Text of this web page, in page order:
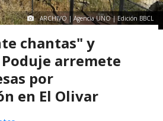
ARCHIVO | Agencia UNO | Edición BBCL
chantas" y
arremete
por
en El Olivar